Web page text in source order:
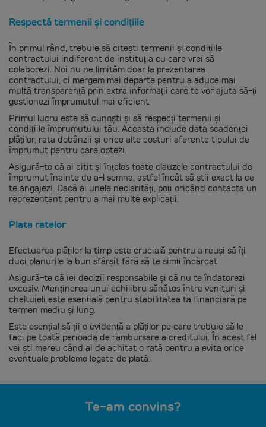
Respectă termenii și condițiile
În primul rând, trebuie să citești termenii și condițiile
contractului indiferent de instituția cu care vrei să
colaborezi. Noi nu ne limităm doar la prezentarea
contractului, ci mergem mai departe pentru a aduce mai
multă transparență prin extra informații care te vor ajuta să-ți
gestionezi împrumutul mai eficient.
Primul lucru este să cunoști și să respecți termenii și
condițiile împrumutului tău. Aceasta include data scadenței
plăților, rata dobânzii și orice alte costuri aferente tipului de
împrumut pentru care optezi.
Asigură-te că ai citit și înțeles toate clauzele contractului de
împrumut înainte de a-l semna, astfel încât să știi exact la ce
te angajezi. Dacă ai unele neclarități, poți oricând contacta un
reprezentant pentru a mai multe explicații.
Plata ratelor
Efectuarea plăților la timp este crucială pentru a reuși să îți
duci planurile la bun sfârșit fără să te simți încărcat.
Asigură-te că iei decizii responsabile și că nu te îndatorezi
excesiv. Menținerea unui echilibru sănătos între venituri și
cheltuieli este esențială pentru stabilitatea ta financiară pe
termen mediu și lung.
Este esențial să ții o evidență a plăților pe care trebuie să le
faci pe toată perioada de rambursare a creditului. În acest fel
vei ști mereu când ai de achitat o rată pentru a evita orice
eventuale probleme legate de plată.
Te-am convins?